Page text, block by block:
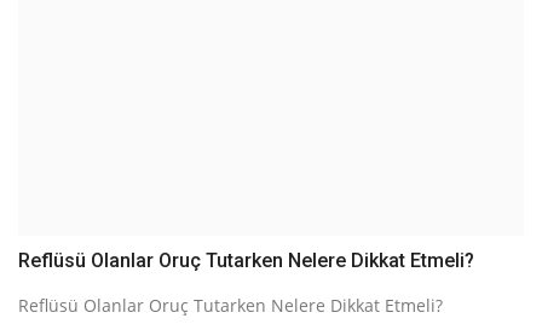
Reflüsü Olanlar Oruç Tutarken Nelere Dikkat Etmeli?
Reflüsü Olanlar Oruç Tutarken Nelere Dikkat Etmeli?